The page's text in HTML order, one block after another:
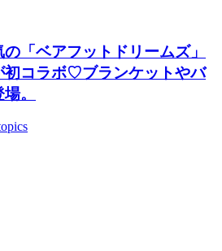
「ベアフットドリームズ」
初コラボ♡ブランケットやバ
。